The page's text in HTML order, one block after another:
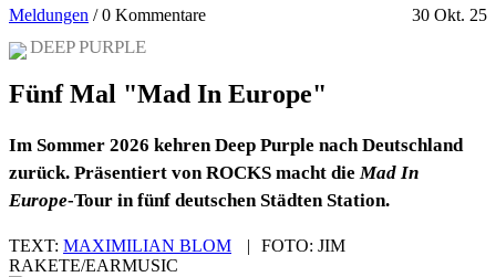
Meldungen 30 Okt. 25
/0 Kommentare
DEEP PURPLE
Fünf Mal "Mad In Europe"
Im Sommer 2026 kehren Deep Purple nach Deutschland
zurück. Präsentiert von ROCKS macht dieMad In
Europe-Tour in fünf deutschen Städten Station.
TEXT: MAXIMILIAN BLOM | FOTO: JIM
RAKETE/EARMUSIC